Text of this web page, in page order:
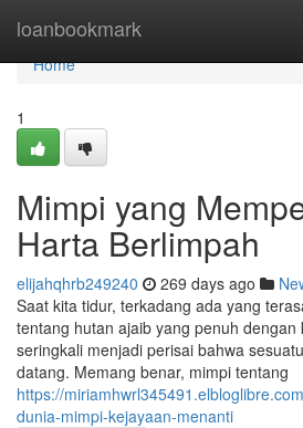
loanbookmark
Home
Home
1
Mimpi yang
Harta Berlimpah
elijahqhrb249240 269 days ago
Saat kita tidur, terkadang ada yang
tentang hutan ajaib yang penuh dengan
seringkali menjadi perisai bahwa
datang. Memang benar, mimpi tentang
https://
dunia-mimpi-kejayaan-menanti